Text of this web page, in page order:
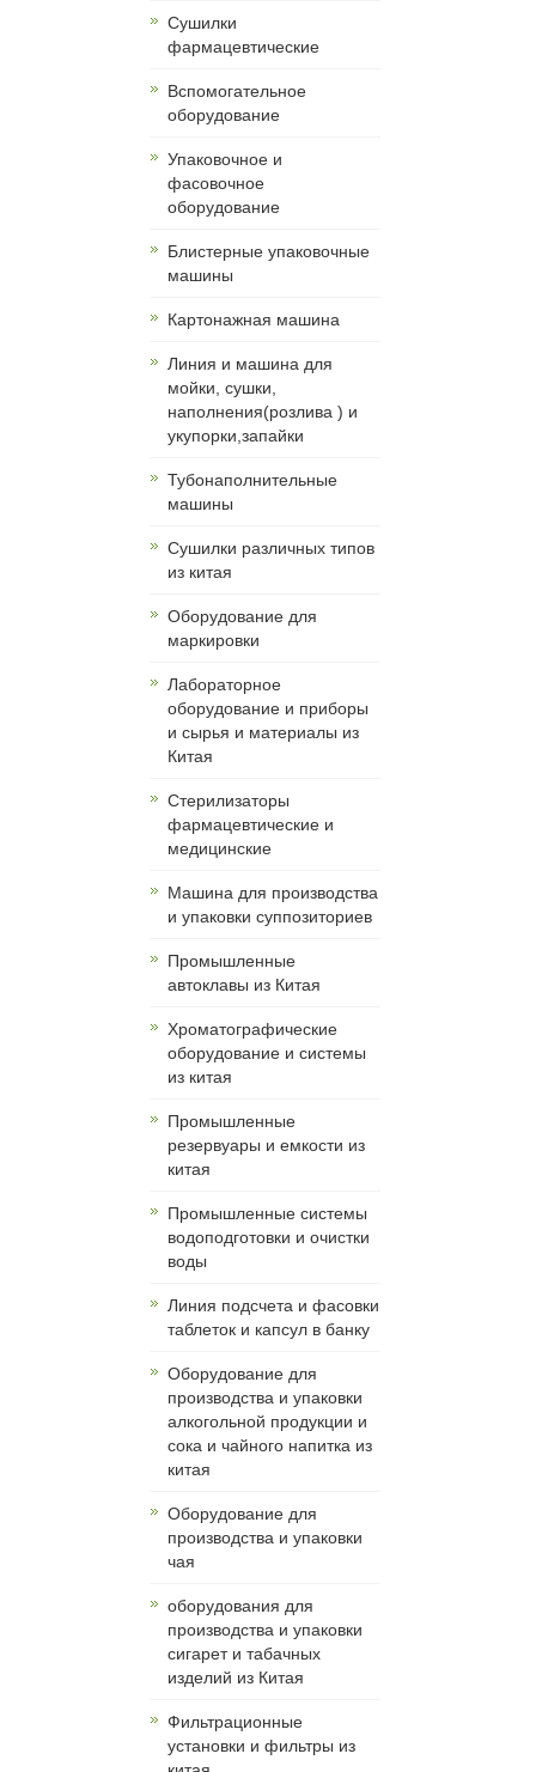
Сушилки
фармацевтические
Вспомогательное
оборудование
Упаковочное и
фасовочное
оборудование
Блистерные упаковочные
машины
Картонажная машина
Линия и машина для
мойки, сушки,
наполнения(розлива ) и
укупорки,запайки
Тубонаполнительные
машины
Сушилки различных типов
из китая
Оборудование для
маркировки
Лабораторное
оборудование и приборы
и сырья и материалы из
Китая
Cтерилизаторы
фармацевтические и
медицинские
Машина для производства
и упаковки суппозиториев
Промышленные
автоклавы из Китая
Хроматографические
оборудование и системы
из китая
Промышленные
резервуары и емкости из
китая
Промышленные системы
водоподготовки и очистки
воды
Линия подсчета и фасовки
таблеток и капсул в банку
Оборудование для
производства и упаковки
алкогольной продукции и
сока и чайного напитка из
китая
Оборудование для
производства и упаковки
чая
оборудования для
производства и упаковки
сигарет и табачных
изделий из Китая
Фильтрационные
установки и фильтры из